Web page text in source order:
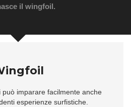
il wingfoil.
può imparare facilmente anche
esperienze surfistiche.